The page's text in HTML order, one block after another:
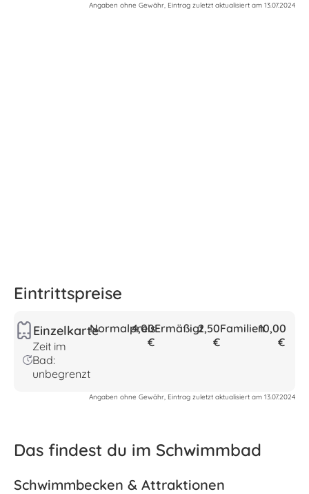
Angaben ohne Gewähr, Eintrag zuletzt aktualisiert am 13.07.2024
Eintrittspreise
Einzelkarte
Zeit im
Bad:
unbegrenzt
Normalpreis
4,00
€
Ermäßigt2,50
€
Familien10,00
€
Angaben ohne Gewähr, Eintrag zuletzt aktualisiert am 13.07.2024
Das findest du im Schwimmbad
Schwimmbecken & Attraktionen